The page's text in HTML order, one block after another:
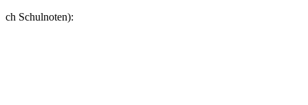
ch Schulnoten):